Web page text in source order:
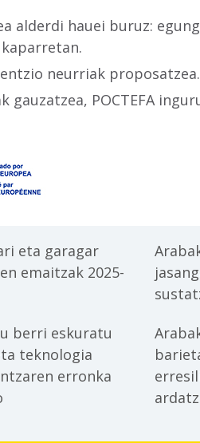
alderdi hauei buruz:
neurriak proposatzea.
gauzatzea, POCTEFA
eta garagar
emaitzak 2025-
berri eskuratu
teknologia
erronka